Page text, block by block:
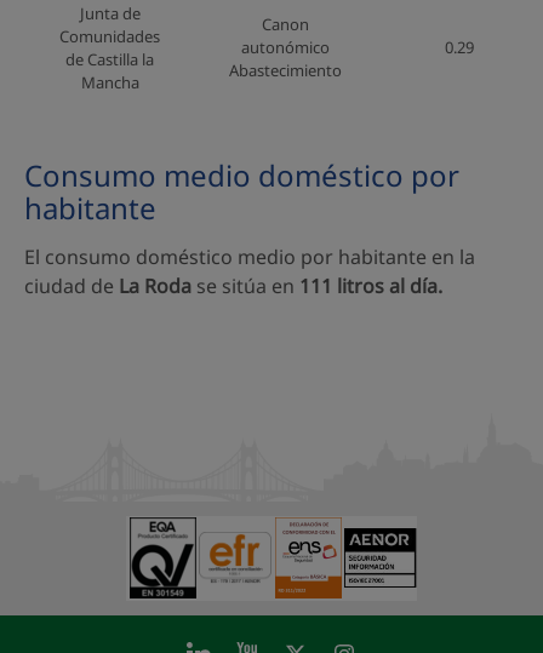
Junta de
Comunidades
de Castilla la
Mancha
Canon
autonómico
Abastecimiento
0.29
Consumo medio doméstico por
habitante
El consumo doméstico medio por habitante en la
ciudad de La Roda se sitúa en 111 litros al día.